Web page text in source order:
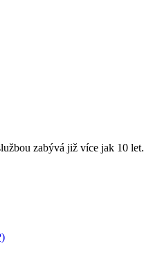
zabývá již více jak 10 let.